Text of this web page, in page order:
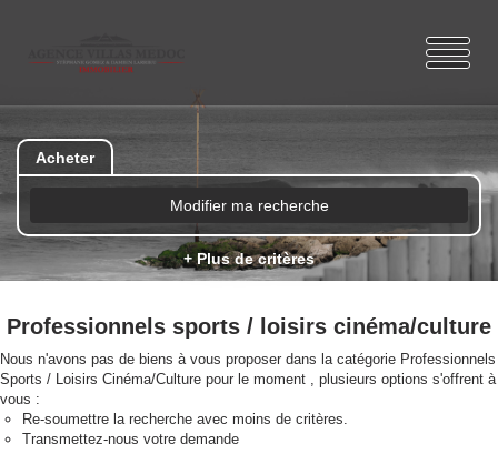
Acheter
Modifier ma recherche
+ Plus de critères
Professionnels sports / loisirs cinéma/culture
Nous n'avons pas de biens à vous proposer dans la catégorie Professionnels
Sports / Loisirs Cinéma/Culture pour le moment , plusieurs options s'offrent à
vous :
Re-soumettre la recherche avec moins de critères.
Transmettez-nous votre demande